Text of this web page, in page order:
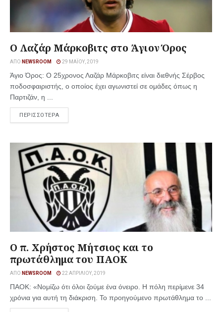
O Λαζάρ Μάρκοβιτς στο Άγιον Όρος
ΑΠΌ NEWSROOM 29 ΜΑΪ́ΟΥ, 2019
Άγιο Όρος: Ο 25χρονος Λαζάρ Μάρκοβιτς είναι διεθνής Σέρβος
ποδοσφαιριστής, ο οποίος έχει αγωνιστεί σε ομάδες όπως η
Παρτιζάν, η ...
ΠΕΡΙΣΣΟΤΕΡΑ
Ο π. Χρήστος Μήτσιος και το
πρωτάθλημα του ΠΑΟΚ
ΑΠΌ NEWSROOM 22 ΑΠΡΙΛΊΟΥ, 2019
ΠΑΟΚ: «Νομίζω ότι όλοι ζούμε ένα όνειρο. Η πόλη περίμενε 34
χρόνια για αυτή τη διάκριση. Το προηγούμενο πρωτάθλημα το ...